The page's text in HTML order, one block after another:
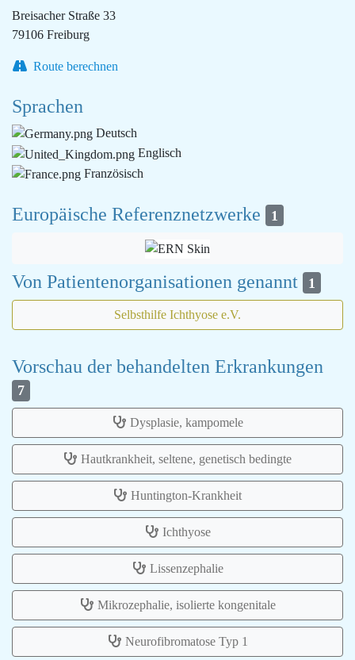
Breisacher Straße 33
79106 Freiburg
Route berechnen
Sprachen
Deutsch
Englisch
Französisch
Europäische Referenznetzwerke 1
Von Patientenorganisationen genannt 1
Selbsthilfe Ichthyose e.V.
Vorschau der behandelten Erkrankungen
7
Dysplasie, kampomele
Hautkrankheit, seltene, genetisch bedingte
Huntington-Krankheit
Ichthyose
Lissenzephalie
Mikrozephalie, isolierte kongenitale
Neurofibromatose Typ 1